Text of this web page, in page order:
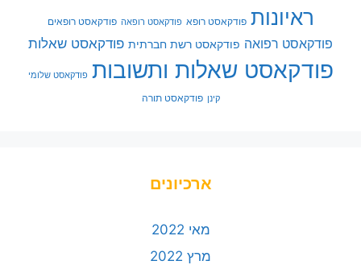
ראיונות פודקאסט רופא פודקאסט רופאה פודקאסט רופאים
פודקאסט רפואה פודקאסט רשת חברתית פודקאסט שאלות
פודקאסט שאלות ותשובות פודקאסט שלומי
קינן פודקאסט תורה
ארכיונים
מאי 2022
מרץ 2022